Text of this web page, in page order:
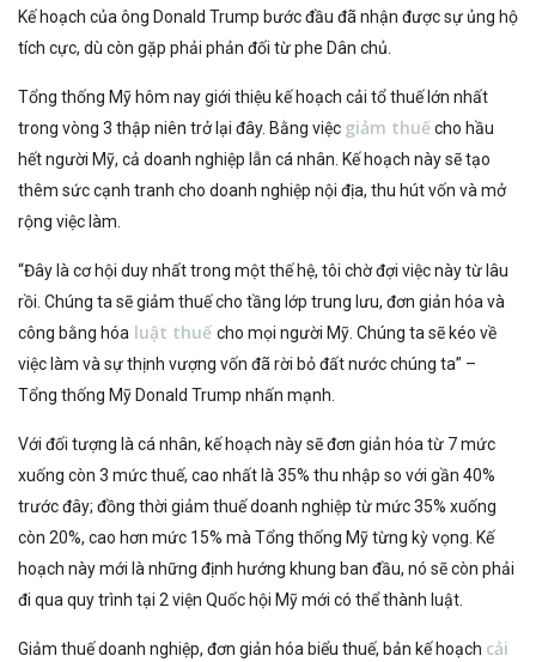
Kế hoạch của ông Donald Trump bước đầu đã nhận được sự ủng hộ
tích cực, dù còn gặp phải phản đối từ phe Dân chủ.
Tổng thống Mỹ hôm nay giới thiệu kế hoạch cải tổ thuế lớn nhất
trong vòng 3 thập niên trở lại đây. Bằng việc giảm thuếcho hầu
hết người Mỹ, cả doanh nghiệp lẫn cá nhân. Kế hoạch này sẽ tạo
thêm sức cạnh tranh cho doanh nghiệp nội địa, thu hút vốn và mở
rộng việc làm.
“Đây là cơ hội duy nhất trong một thế hệ, tôi chờ đợi việc này từ lâu
rồi. Chúng ta sẽ giảm thuế cho tầng lớp trung lưu, đơn giản hóa và
công bằng hóa luật thuế cho mọi người Mỹ. Chúng ta sẽ kéo về
việc làm và sự thịnh vượng vốn đã rời bỏ đất nước chúng ta” –
Tổng thống Mỹ Donald Trump nhấn mạnh.
Với đối tượng là cá nhân, kế hoạch này sẽ đơn giản hóa từ 7 mức
xuống còn 3 mức thuế, cao nhất là 35% thu nhập so với gần 40%
trước đây; đồng thời giảm thuế doanh nghiệp từ mức 35% xuống
còn 20%, cao hơn mức 15% mà Tổng thống Mỹ từng kỳ vọng. Kế
hoạch này mới là những định hướng khung ban đầu, nó sẽ còn phải
đi qua quy trình tại 2 viện Quốc hội Mỹ mới có thể thành luật.
Giảm thuế doanh nghiệp, đơn giản hóa biểu thuế, bản kế hoạch cải